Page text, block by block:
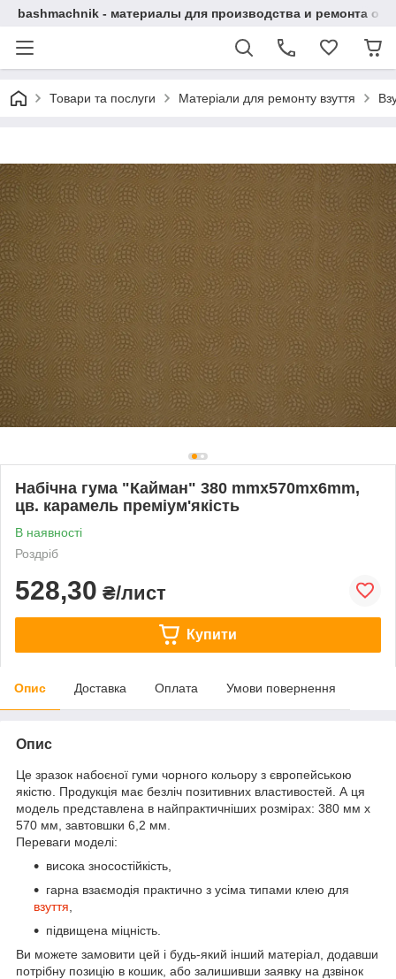
bashmachnik - материалы для производства и ремонта
Товари та послуги Матеріали для ремонту взуття
Набічна гума "Кайман" 380 mmх570mx6mm,
цв. карамель преміум'якість
В наявності
Роздріб
528,30 ₴/лист
Купити
Опис Доставка Оплата Умови повернення
Опис
Це зразок набоєної гуми чорного кольору з європейською
якістю. Продукція має безліч позитивних властивостей. А ця
модель представлена в найпрактичніших розмірах: 380 мм х
570 мм, завтовшки 6,2 мм.
Переваги моделі:
висока зносостійкість,
гарна взаємодія практично з усіма типами клею для
взуття
підвищена міцність.
Ви можете замовити цей і будь-який інший матеріал, додавши
потрібну позицію в кошик, або залишивши заявку на дзвінок